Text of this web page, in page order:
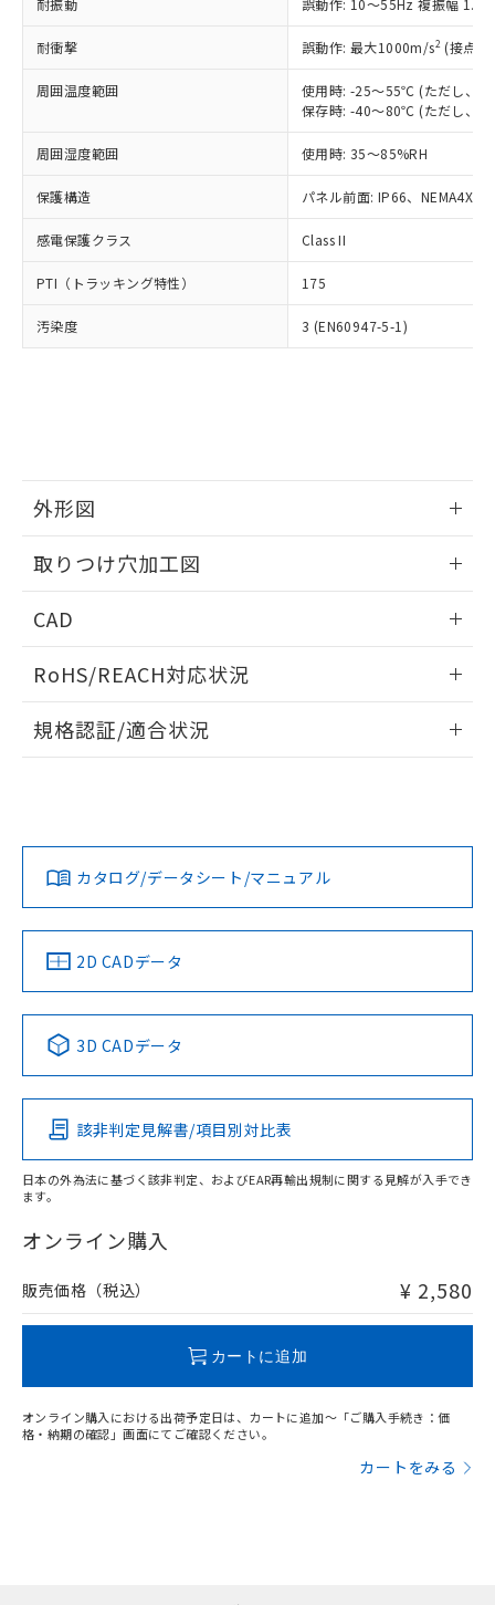
耐振動 誤動作: 10～55Hz 複振幅
耐衝撃 誤動作: 最大1000m/s2 (接点
周囲温度範囲
使用時: -25～55℃ (ただし、氷
保存時: -40～80℃ (ただし、氷
周囲湿度範囲 使用時: 35～85%RH
保護構造 パネル前面: IP66、NEMA4X,
感電保護クラス Class II
PTI（トラッキング特性） 175
汚染度 3 (EN60947-5-1)
外形図
取りつけ穴加工図
CAD
ドすることができます。
ログイン/会員登録
ダウンロードデータをご利用いただく前に、以下を必ずお読
みください。
ソフトウェアの使用条件
RoHS/REACH対応状況
EU RoHS 注意事項・凡例
対応済み
中国 RoHS 注意事項・凡例
Pb Hg Cd Cr(VI)
O
在庫等で未対応品が混在する可能性があります。
問い合わせください。
規格認証/適合状況
LR型式承認
（イギリス
船舶規格）
DNV型式承認
（ノルウェー
BV型式承認
（フランス
KR型式
（韓国
No No No No
この製品の規格認証/適合状況ページへ
その他の認証はこちらのページからご検索ください
カタログ/データシート/マニュアル
2D CADデータ
3D CADデータ
該非判定見解書/項目別対比表
日本の外為法に基づく該非判定、およびEAR再輸出規制に関する見解が入手でき
ます。
オンライン購入
販売価格（税込） ¥ 2,580
カートに追加
オンライン購入における出荷予定日は、カートに追加～「ご購入手続き：価
格・納期の確認」画面にてご確認ください。
カートをみる
正式な納期状況および標準価格はお客
様のお取引先、またはお客様担当のオ
ムロン制御機器販売店・当社販売員に
オムロン制御機器販売店や当社販売拠
販売ネットワーク
」をご確認
在庫状況および標準価格結果を当社の
事前の承諾なく第三者に漏洩または開
示しないようお願いします。
マイパーツ機能（部品リスト作成サー
ビス）をご利用いただくには、I-Web
メンバーズにご登録されている必要が
お客様が当ウェブサイト上で当社にご
指します。
但し、RoHS指令で産業用監視および制御機器に対する
適用除外項目は除く。
フタル酸エステル類の４物質については閾値を超える意
図的な使用がないことを確認しています。
部品在庫の切り替え状況などにより、予定
月が前後することがあります。
※3 非含有証明書ダウンロード
51物質の非含有証明書（当社基準）
※本証明書は発行日時点で非含有を証明す
るもので、過去に遡って非含有を証明する
ものではありません。
また、RoHS指令のフタル酸エステル類４
欄に対応日を記載しておりました。
既に当社にて対応品への在庫切替を完了
していることから、特段のことがない限
り、2022年1月12日より割愛しておりま
す。
DBP(フタル酸ジブチル) : 1000ppm、 DIBP(フタル酸ジ
イソブチル) : 1000ppm、 BBP(フタル酸ブチルベンジ
DEHP(フタル酸ビス(2-エチルヘキシル)) : 1000ppm
準値以下であることを示します。
「10」：通常の使用状況下において有害物
質が外部に漏えいし、環境に深刻な影響を
及ぼさない年数を意味します。
「－」：未確認です。当社販売部門へお問
全に破砕するなど、違法に輸出されな
いよう必要な手段を講じます。
当社は貴社製品を、核兵器、ミサイ
ル、化学兵器、生物兵器またはその他
武器並びにこれらの製造装置等に一切
当社は、貴社製品を第三者に販売する
場合は、上記1、2および3の内容を当
該第三者に通知します。また当社は、
販売先および販売に係わる関係者が違
法に輸出するおそれがある場合は、取
り引きをいたしません。
一定数には満たないが在庫あり
－
在庫なし(最新の在庫状況につ
いては、お客様のお取引先、ま
たはお客様担当のオムロン制御
機器販売店・当社販売員にご確
空
受注生産機種、また在庫状況の
情報を公開していない機種